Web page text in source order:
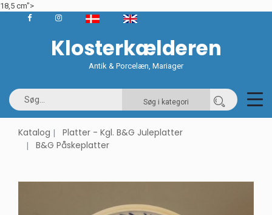
18,5 cm">
Klosterkælderen
Antik & Porcelæn, Mariager
Søg i kategori
Katalog
Platter - Kgl. B&G Juleplatter
B&G Påskeplatter